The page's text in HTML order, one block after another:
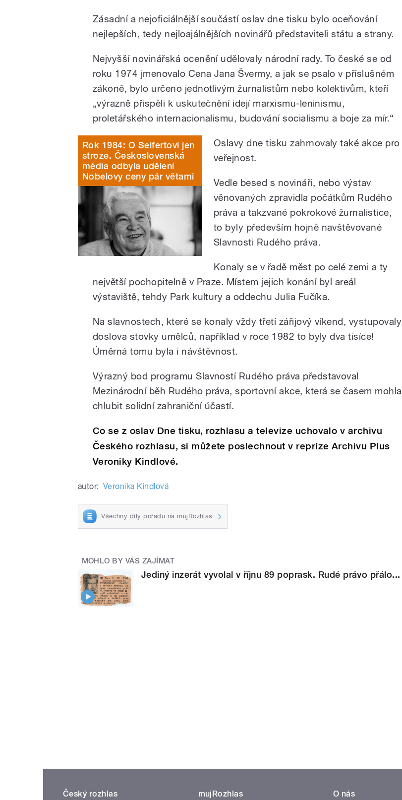
Zásadní a nejoficiálnější součástí oslav dne tisku bylo oceňování
nejlepších, tedy nejloajálnějších novinářů představiteli státu a strany.
Nejvyšší novinářská ocenění udělovaly národní rady. To české se od
roku 1974 jmenovalo Cena Jana Švermy, a jak se psalo v příslušném
zákoně, bylo určeno jednotlivým žurnalistům nebo kolektivům, kteří
„výrazně přispěli k uskutečnění idejí marxismu-leninismu,
proletářského internacionalismu, budování socialismu a boje za mír.“
Rok 1984: O Seifertovi jen
stroze. Československá
média odbyla udělení
Nobelovy ceny pár větami
Oslavy dne tisku zahrnovaly také akce pro
veřejnost.
Vedle besed s novináři, nebo výstav
věnovaných zpravidla počátkům Rudého
práva a takzvané pokrokové žurnalistice,
to byly především hojně navštěvované
Slavnosti Rudého práva.
Konaly se v řadě měst po celé zemi a ty
největší pochopitelně v Praze. Místem jejich konání byl areál
výstaviště, tehdy Park kultury a oddechu Julia Fučíka.
Na slavnostech, které se konaly vždy třetí zářijový víkend, vystupovaly
doslova stovky umělců, například v roce 1982 to byly dva tisíce!
Úměrná tomu byla i návštěvnost.
Výrazný bod programu Slavností Rudého práva představoval
Mezinárodní běh Rudého práva, sportovní akce, která se časem mohla
chlubit solidní zahraniční účastí.
Co se z oslav Dne tisku, rozhlasu a televize uchovalo v archivu
Českého rozhlasu, si můžete poslechnout v repríze Archivu Plus
Veroniky Kindlové.
autor: Veronika Kindlová
Všechny díly pořadu na mujRozhlas
MOHLO BY VÁS ZAJÍMAT
Jediný inzerát vyvolal v říjnu 89 poprask. Rudé právo přálo...
Český rozhlas mujRozhlas O nás